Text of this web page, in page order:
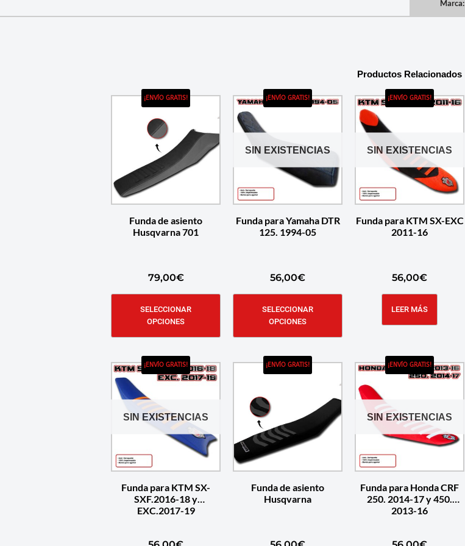
Marca:
Productos Relacionados
¡ENVÍO GRATIS!
Funda de asiento
Husqvarna 701
79,00€
SELECCIONAR
OPCIONES
SIN EXISTENCIAS
¡ENVÍO GRATIS!
Funda para Yamaha DTR
125. 1994-05
56,00€
SELECCIONAR
OPCIONES
SIN EXISTENCIAS
¡ENVÍO GRATIS!
Funda para KTM SX-EXC
2011-16
56,00€
LEER MÁS
SIN EXISTENCIAS
¡ENVÍO GRATIS!
Funda para KTM SX-
SXF.2016-18 y
EXC.2017-19
¡ENVÍO GRATIS!
Funda de asiento
Husqvarna
SIN EXISTENCIAS
¡ENVÍO GRATIS!
Funda para Honda CRF
250. 2014-17 y 450.
2013-16